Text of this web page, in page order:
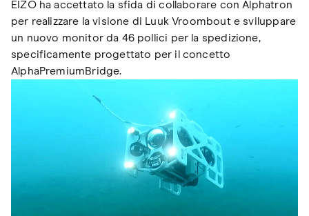
EIZO ha accettato la sfida di collaborare con Alphatron
per realizzare la visione di Luuk Vroombout e sviluppare
un nuovo monitor da 46 pollici per la spedizione,
specificamente progettato per il concetto
AlphaPremiumBridge.